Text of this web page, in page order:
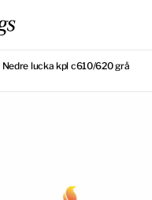
Nedre lucka kpl c610/620 grå